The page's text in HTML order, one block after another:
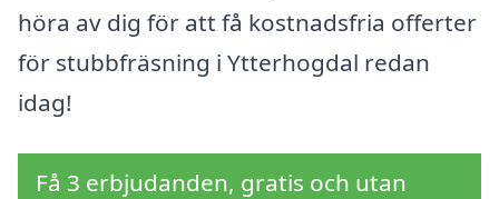
höra av dig för att få kostnadsfria offerter
för stubbfräsning i Ytterhogdal redan
idag!
Få 3 erbjudanden, gratis och utan